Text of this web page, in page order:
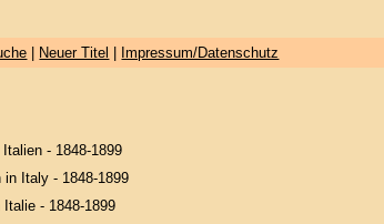
Neuer Titel Impressum/Datenschutz
- 1848-1899
in Italy - 1848-1899
- 1848-1899